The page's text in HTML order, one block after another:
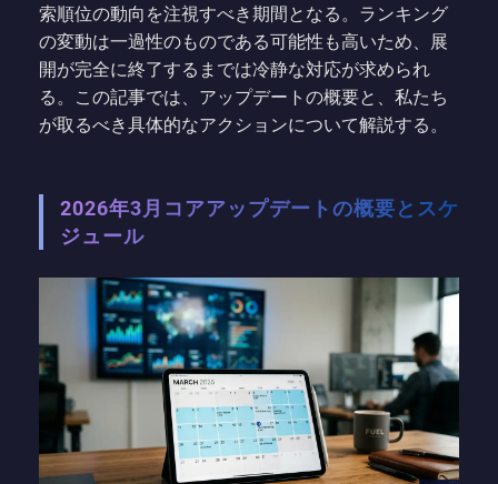
索順位の動向を注視すべき期間となる。ランキング
の変動は一過性のものである可能性も高いため、展
開が完全に終了するまでは冷静な対応が求められ
る。この記事では、アップデートの概要と、私たち
が取るべき具体的なアクションについて解説する。
2026年3月コアアップデートの概要とスケ
ジュール